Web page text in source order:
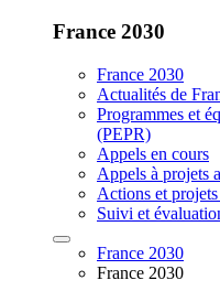
France 2030
France 2030
Actualités de
Programmes et
(PEPR)
Appels en cours
Appels à projets
Actions et
Suivi et
France 2030
France 2030